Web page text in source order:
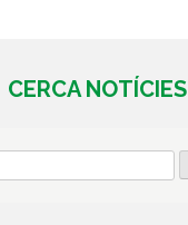
CERCA NOTÍCIES